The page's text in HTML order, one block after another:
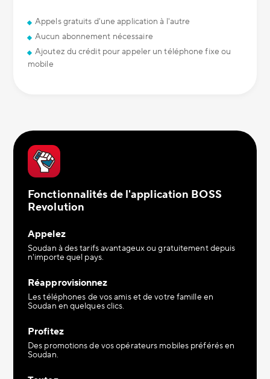
Appels gratuits d'une application à l'autre
Aucun abonnement nécessaire
Ajoutez du crédit pour appeler un téléphone fixe ou
mobile
Fonctionnalités de l'application BOSS
Revolution
Appelez
Soudan à des tarifs avantageux ou gratuitement depuis
n'importe quel pays.
Réapprovisionnez
Les téléphones de vos amis et de votre famille en
Soudan en quelques clics.
Profitez
Des promotions de vos opérateurs mobiles préférés en
Soudan.